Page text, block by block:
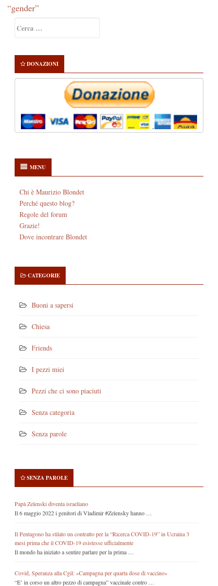
“gender”
Sidebar
per:
DONAZIONI
MENU
Chi è Maurizio Blondet
Perché questo blog?
Regole del forum
Grazie!
Dove incontrare Blondet
CATEGORIE
Buoni a sapersi
Chiesa
Friends
I pezzi miei
Pezzi che ci sono piaciuti
Senza categoria
Senza parole
SENZA PAROLE
Papà Zelenski diventa israeliano
Il 6 maggio 2022 i genitori di Vladimir #Zelensky hanno …
Il Pentagono ha stilato un contratto per la “Ricerca COVID-19” in Ucraina 3
mesi prima che il COVID-19 esistesse ufficialmente
Il mondo ha iniziato a sentire parlare per la prima …
Covid, Speranza alla Cgil: «Campagna per quarta dose di vaccino»
“E’ in corso un altro pezzo di campagna” vaccinale contro …